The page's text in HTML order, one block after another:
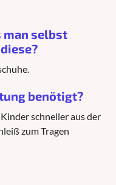
man selbst
benötigt?
schneller aus der
zum Tragen